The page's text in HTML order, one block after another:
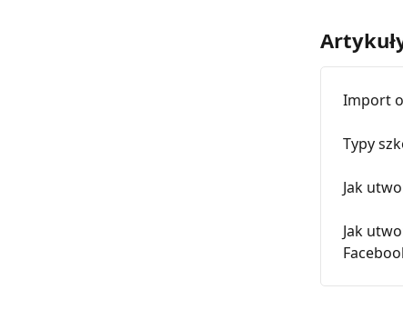
Import
Typy
Jak
Jak